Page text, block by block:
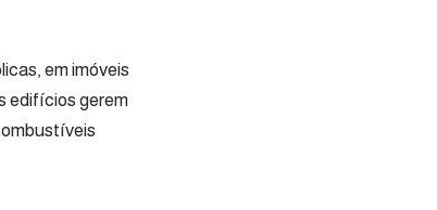
em imóveis
edifícios gerem